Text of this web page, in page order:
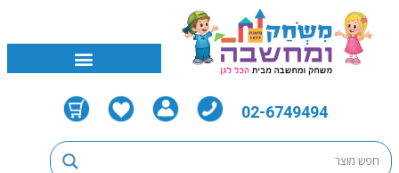
02-6749494